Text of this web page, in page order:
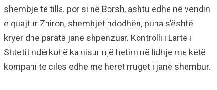
shembje të tilla. por si në Borsh, ashtu edhe në vendin
e quajtur Zhiron, shembjet ndodhën, puna s’është
kryer dhe paratë janë shpenzuar. Kontrolli i Larte i
Shtetit ndërkohë ka nisur një hetim në lidhje me këtë
kompani te cilës edhe me herët rrugët i janë shembur.